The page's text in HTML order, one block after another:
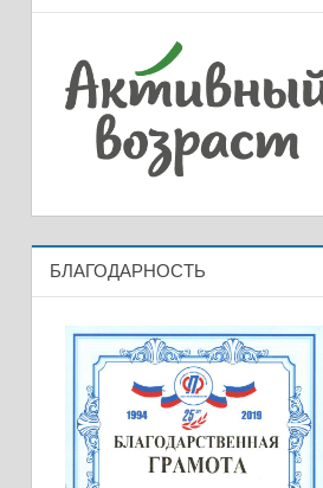
БЛАГОДАРНОСТЬ